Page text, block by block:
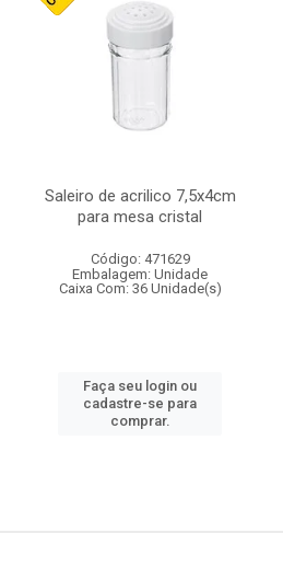
Saleiro de acrilico 7,5x4cm
para mesa cristal
Código: 471629
Embalagem: Unidade
Caixa Com: 36 Unidade(s)
Faça seu login ou
cadastre-se para
comprar.